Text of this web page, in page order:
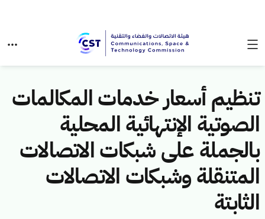
تنظيم أسعار خدمات المكالمات
الصوتية الإنتهائية المحلية
بالجملة على شبكات الاتصالات
المتنقلة وشبكات الاتصالات
الثابتة